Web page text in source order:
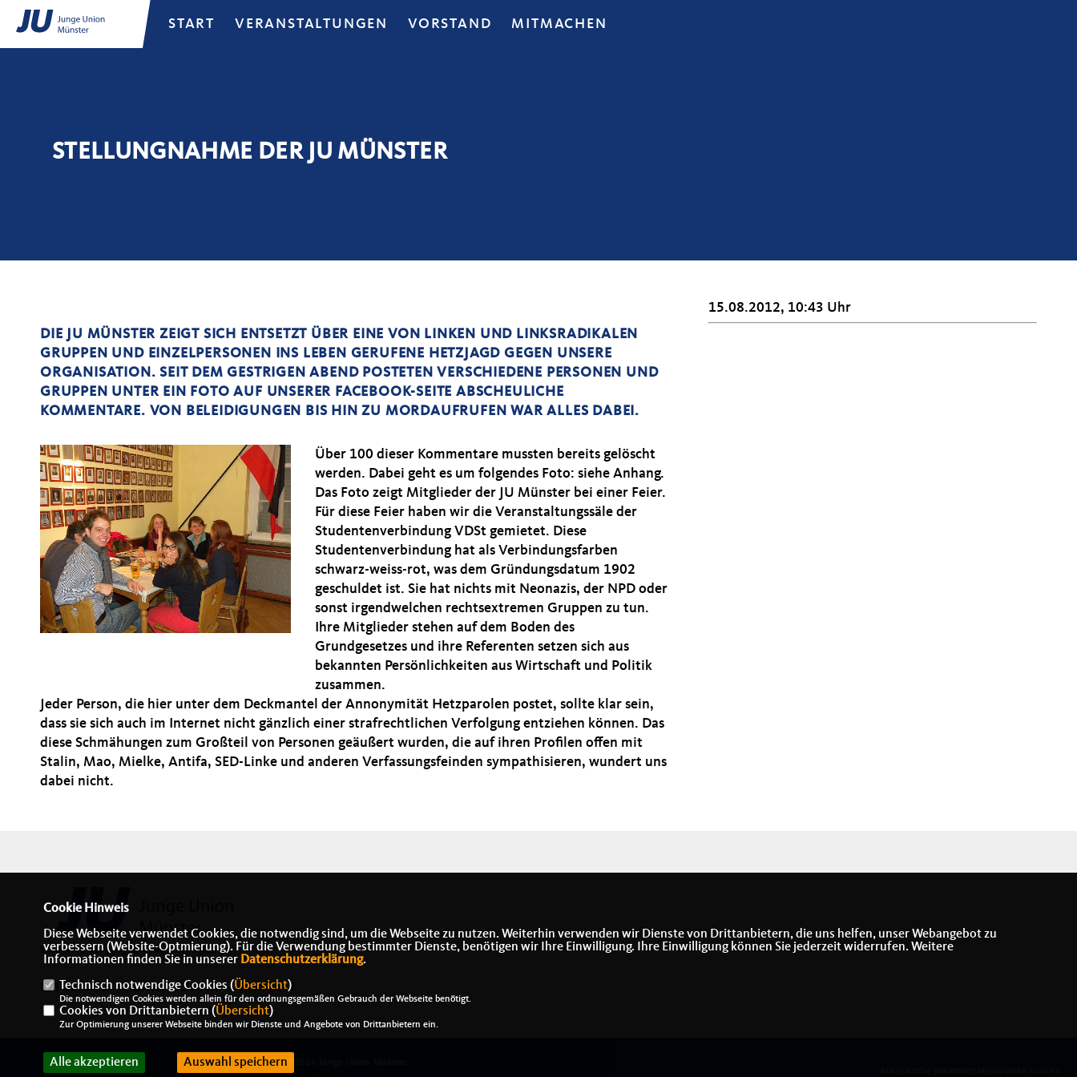
START VERANSTALTUNGEN VORSTAND MITMACHEN
STELLUNGNAHME DER JU MÜNSTER
DIE JU MÜNSTER ZEIGT SICH ENTSETZT ÜBER EINE VON LINKEN UND LINKSRADIKALEN
GRUPPEN UND EINZELPERSONEN INS LEBEN GERUFENE HETZJAGD GEGEN UNSERE
ORGANISATION. SEIT DEM GESTRIGEN ABEND POSTETEN VERSCHIEDENE PERSONEN UND
GRUPPEN UNTER EIN FOTO AUF UNSERER FACEBOOK-SEITE ABSCHEULICHE
KOMMENTARE. VON BELEIDIGUNGEN BIS HIN ZU MORDAUFRUFEN WAR ALLES DABEI.
Über 100 dieser Kommentare mussten bereits gelöscht
werden. Dabei geht es um folgendes Foto: siehe Anhang.
Das Foto zeigt Mitglieder der JU Münster bei einer Feier.
Für diese Feier haben wir die Veranstaltungssäle der
Studentenverbindung VDSt gemietet. Diese
Studentenverbindung hat als Verbindungsfarben
schwarz-weiss-rot, was dem Gründungsdatum 1902
geschuldet ist. Sie hat nichts mit Neonazis, der NPD oder
sonst irgendwelchen rechtsextremen Gruppen zu tun.
Ihre Mitglieder stehen auf dem Boden des
Grundgesetzes und ihre Referenten setzen sich aus
bekannten Persönlichkeiten aus Wirtschaft und Politik
zusammen.
Jeder Person, die hier unter dem Deckmantel der Annonymität Hetzparolen postet, sollte klar sein,
dass sie sich auch im Internet nicht gänzlich einer strafrechtlichen Verfolgung entziehen können. Das
diese Schmähungen zum Großteil von Personen geäußert wurden, die auf ihren Profilen offen mit
Stalin, Mao, Mielke, Antifa, SED-Linke und anderen Verfassungsfeinden sympathisieren, wundert uns
dabei nicht.
15.08.2012, 10:43 Uhr
Webseite der Jungen Union Münster
IMPRESSUM DATENSCHUTZ KONTAKT
@2026 Junge Union Münster
Cookie Hinweis
Diese Webseite verwendet Cookies, die notwendig sind, um die Webseite zu nutzen. Weiterhin verwenden wir Dienste von Drittanbietern, die uns helfen, unser Webangebot zu
verbessern (Website-Optmierung). Für die Verwendung bestimmter Dienste, benötigen wir Ihre Einwilligung. Ihre Einwilligung können Sie jederzeit widerrufen. Weitere
Informationen finden Sie in unserer Datenschutzerklärung.
Technisch notwendige Cookies (Übersicht)
Die notwendigen Cookies werden allein für den ordnungsgemäßen Gebrauch der Webseite benötigt.
Cookies von Drittanbietern (Übersicht)
Zur Optimierung unserer Webseite binden wir Dienste und Angebote von Drittanbietern ein.
Alle akzeptieren Auswahl speichern